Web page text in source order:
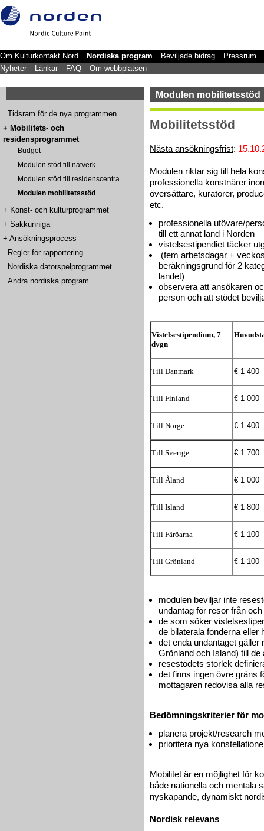
Om Kulturkontakt Nord Nordiska program Beviljade bidrag
Pressrum
Nyheter
Länkar FAQ Om webbplatsen
Tidsram för de nya programmen
+ Mobilitets- och
residensprogrammet
Budget
Modulen stöd till nätverk
Modulen stöd till residenscentra
Modulen mobilitetsstöd
+ Konst- och kulturprogrammet
+ Sakkunniga
+ Ansökningsprocess
Regler för rapportering
Nordiska datorspelprogrammet
Andra nordiska program
Modulen mobilitetsstöd
Mobilitetsstöd
Nästa ansökningsfrist:
Modulen riktar sig till hela
professionella konstnärer
översättare, kuratorer,
etc.
professionella utövare/
till ett annat land i Norden
vistelsestipendiet täcker
(fem arbetsdagar +
beräkningsgrund för 2
landet)
observera att ansökaren
person och att stödet
Vistelsestipendium, 7
dygn
Till Danmark € 1 400
Till Finland € 1 000
Till Norge € 1 400
Till Sverige € 1 700
Till Åland € 1 000
Till Island € 1 800
Till Färöarna € 1 100
Till Grönland € 1 100
modulen beviljar inte
undantag för resor från
de som söker
de bilaterala fonderna eller
det enda undantaget
Grönland och Island) till
resestödets storlek
det finns ingen övre gräns
mottagaren redovisa alla
Bedömningskriterier för
planera projekt/research
prioritera nya
Mobilitet är en möjlighet för
både nationella och mentala
nyskapande, dynamiskt
Nordisk relevans